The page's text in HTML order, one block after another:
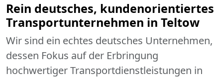
Rein deutsches, kundenorientiertes
Transportunternehmen in Teltow
Wir sind ein echtes deutsches Unternehmen,
dessen Fokus auf der Erbringung
hochwertiger Transportdienstleistungen in